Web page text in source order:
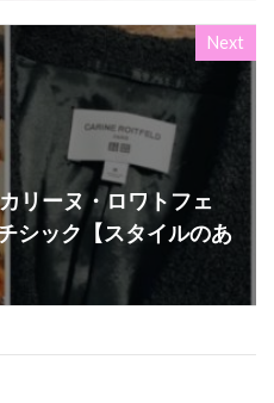
Next
リーヌ・ロワトフェ
シック【スタイルのあ